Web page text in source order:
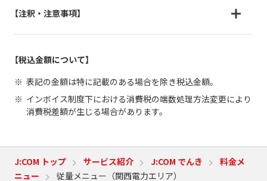
【注釈・注意事項】
【税込金額について】
表記の金額は特に記載のある場合を除き税込金額。
インボイス制度下における消費税の端数処理方法変更により
消費税差額が生じる場合があります。
J:COM トップ サービス紹介 J:COM でんき
料金メ
ニュー
従量メニュー（関西電力エリア）